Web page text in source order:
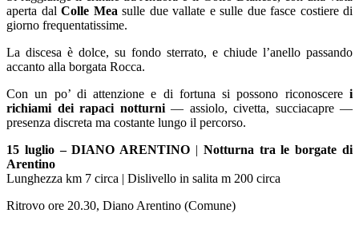
aperta dal Colle Mea sulle due vallate e sulle due fasce costiere di
giorno frequentatissime.
La discesa è dolce, su fondo sterrato, e chiude l’anello passando
accanto alla borgata Rocca.
Con un po’ di attenzione e di fortuna si possono riconoscere i
richiami dei rapaci notturni— assiolo, civetta, succiacapre —
presenza discreta ma costante lungo il percorso.
15 luglio –DIANO ARENTINO | Notturna tra le borgate di
Arentino
Lunghezza km 7 circa | Dislivello in salita m 200 circa
Ritrovo ore 20.30, Diano Arentino (Comune)